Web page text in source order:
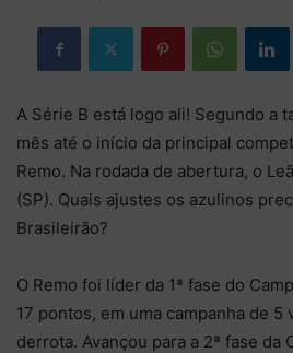
A Série B está logo ali! Segundo a
mês até o início da principal
Remo. Na rodada de abertura, o
(SP). Quais ajustes os azulinos
Brasileirão?
O Remo foi líder da 1ª fase do
17 pontos, em uma campanha de 5
derrota. Avançou para a 2ª fase da